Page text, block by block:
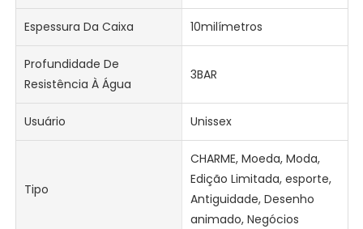
Espessura Da Caixa 10milímetros
Profundidade De
Resistência À Água
3BAR
Usuário Unissex
Tipo
CHARME, Moeda, Moda,
Edição Limitada, esporte,
Antiguidade, Desenho
animado, Negócios